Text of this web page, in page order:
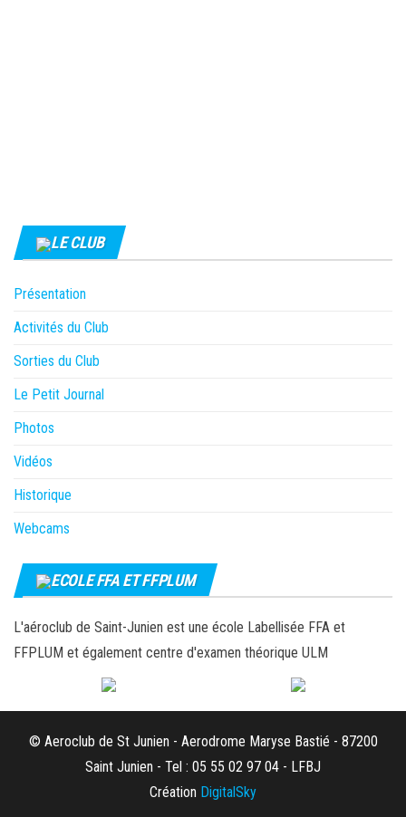
LE CLUB
Présentation
Activités du Club
Sorties du Club
Le Petit Journal
Photos
Vidéos
Historique
Webcams
ECOLE FFA ET FFPLUM
L'aéroclub de Saint-Junien est une école Labellisée FFA et
FFPLUM et également centre d'examen théorique ULM
© Aeroclub de St Junien - Aerodrome Maryse Bastié - 87200
Saint Junien - Tel : 05 55 02 97 04 - LFBJ
Création DigitalSky